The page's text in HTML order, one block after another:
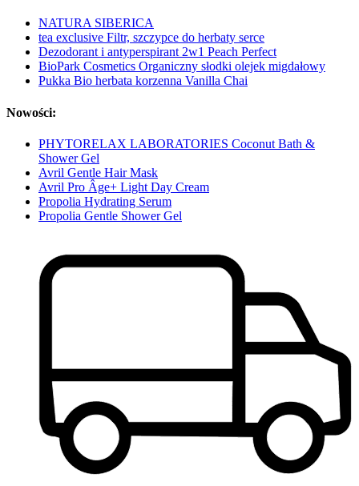
NATURA SIBERICA
tea exclusive Filtr, szczypce do herbaty serce
Dezodorant i antyperspirant 2w1 Peach Perfect
BioPark Cosmetics Organiczny słodki olejek migdałowy
Pukka Bio herbata korzenna Vanilla Chai
Nowości:
PHYTORELAX LABORATORIES Coconut Bath &
Shower Gel
Avril Gentle Hair Mask
Avril Pro Âge+ Light Day Cream
Propolia Hydrating Serum
Propolia Gentle Shower Gel